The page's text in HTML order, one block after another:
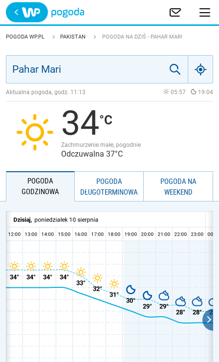
Trwa ładowanie
POLSKA
JAKOŚĆ POWIETRZA
POGODA WP.PL PAKISTAN POGODA NA DZIŚ - PAHAR MARI
Aktualna pogoda, godz. 11:13 05:57 19:04
34
Zachmurzenie małe, pogodnie
Odczuwalna 37°C
POGODA
GODZINOWA
POGODA
DŁUGOTERMINOWA
POGODA NA
WEEKEND